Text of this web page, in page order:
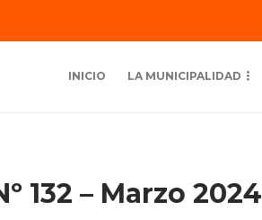
INICIO LA MUNICIPALIDAD
132 – Marzo 2024